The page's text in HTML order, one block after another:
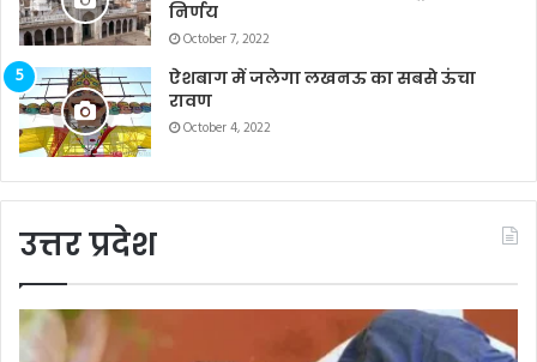
निर्णय
October 7, 2022
ऐशबाग में जलेगा लखनऊ का सबसे ऊंचा
रावण
October 4, 2022
उत्तर प्रदेश